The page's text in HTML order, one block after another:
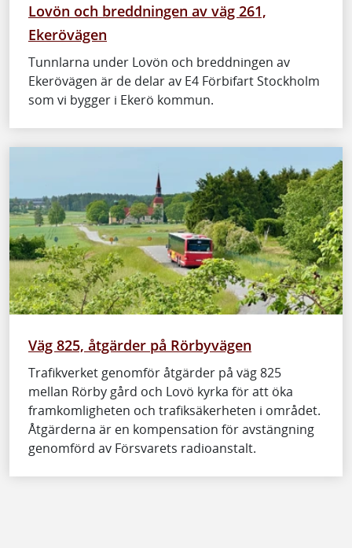
Lovön och breddningen av väg 261,
Ekerövägen
Tunnlarna under Lovön och breddningen av
Ekerövägen är de delar av E4 Förbifart Stockholm
som vi bygger i Ekerö kommun.
Väg 825, åtgärder på Rörbyvägen
Trafikverket genomför åtgärder på väg 825
mellan Rörby gård och Lovö kyrka för att öka
framkomligheten och trafiksäkerheten i området.
Åtgärderna är en kompensation för avstängning
genomförd av Försvarets radioanstalt.